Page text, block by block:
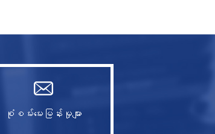
စုံစမ်းမေးမြန်းမှုများ